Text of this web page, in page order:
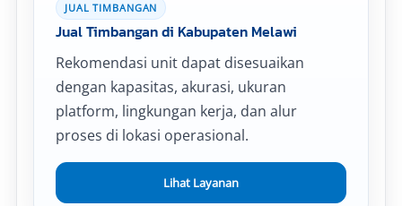
JUAL TIMBANGAN
Jual Timbangan di Kabupaten Melawi
Rekomendasi unit dapat disesuaikan
dengan kapasitas, akurasi, ukuran
platform, lingkungan kerja, dan alur
proses di lokasi operasional.
Lihat Layanan